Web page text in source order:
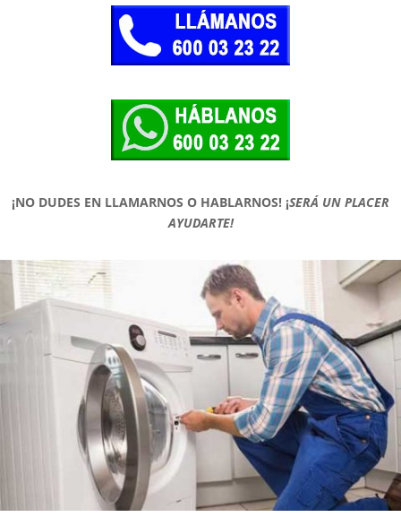
¡NO DUDES EN LLAMARNOS O HABLARNOS! ¡SERÁ UN PLACER
AYUDARTE!